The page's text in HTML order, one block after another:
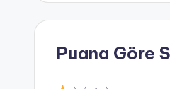
Puana Göre